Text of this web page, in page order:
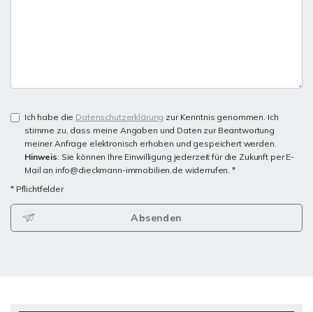
Ich habe die Datenschutzerklärung zur Kenntnis genommen. Ich
stimme zu, dass meine Angaben und Daten zur Beantwortung
meiner Anfrage elektronisch erhoben und gespeichert werden.
Hinweis: Sie können Ihre Einwilligung jederzeit für die Zukunft per E-
Mail an info@dieckmann-immobilien.de widerrufen. *
* Pflichtfelder
Absenden